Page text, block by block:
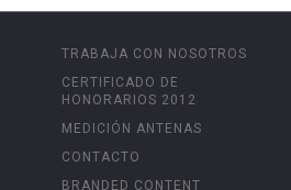
TRABAJA CON NOSOTROS
CERTIFICADO DE
HONORARIOS 2012
MEDICIÓN ANTENAS
CONTACTO
BRANDED CONTENT